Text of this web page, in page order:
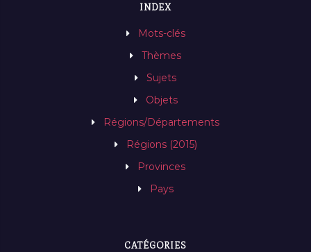
INDEX
Mots-clés
Thèmes
Sujets
Objets
Régions/Départements
Régions (2015)
Provinces
Pays
CATÉGORIES